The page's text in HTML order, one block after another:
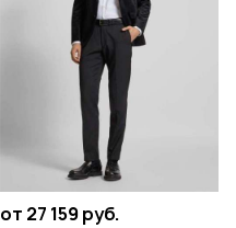
от 27 159 руб.